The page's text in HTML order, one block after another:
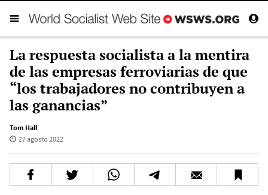
La respuesta socialista a la mentira
de las empresas ferroviarias de que
“los trabajadores no contribuyen a
las ganancias”
Tom Hall
27 agosto 2022